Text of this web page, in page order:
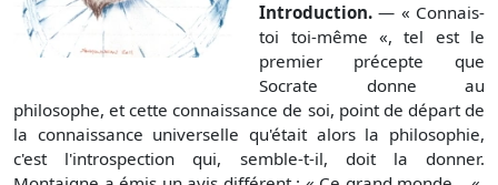
Introduction. — « Connais-
toi toi-même «, tel est le
premier précepte que
Socrate donne au
philosophe, et cette connaissance de soi, point de départ de
la connaissance universelle qu'était alors la philosophie,
c'est l'introspection qui, semble-t-il, doit la donner.